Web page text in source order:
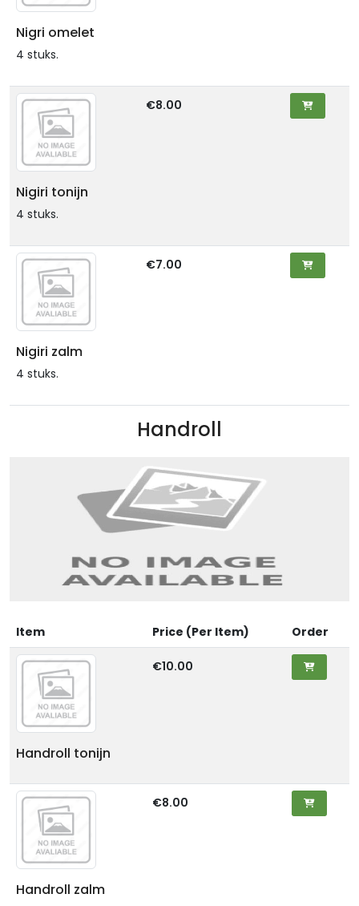
Nigri omelet
4 stuks.
Nigiri tonijn
4 stuks.
€8.00
Nigiri zalm
4 stuks.
€7.00
Handroll
Item Price (Per Item) Order
Handroll tonijn
€10.00
Handroll zalm
€8.00